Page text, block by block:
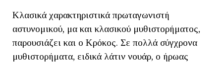
Κλασικά χαρακτηριστικά πρωταγωνιστή
αστυνομικού, μα και κλασικού μυθιστορήματος,
παρουσιάζει και ο Κρόκος. Σε πολλά σύγχρονα
μυθιστορήματα, ειδικά λάτιν νουάρ, ο ήρωας